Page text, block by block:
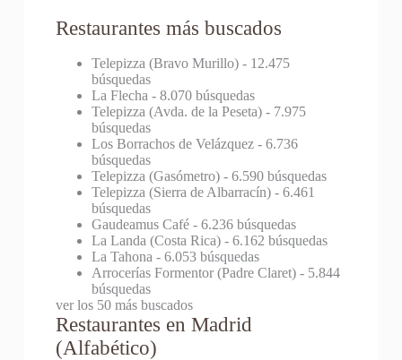
Restaurantes más buscados
Telepizza (Bravo Murillo)- 12.475
búsquedas
La Flecha - 8.070 búsquedas
Telepizza (Avda. de la Peseta)- 7.975
búsquedas
Los Borrachos de Velázquez- 6.736
búsquedas
Telepizza (Gasómetro)- 6.590 búsquedas
Telepizza (Sierra de Albarracín)- 6.461
búsquedas
Gaudeamus Café- 6.236 búsquedas
La Landa (Costa Rica)- 6.162 búsquedas
La Tahona - 6.053 búsquedas
Arrocerías Formentor (Padre Claret)- 5.844
búsquedas
ver los 50 más buscados
Restaurantes en Madrid
(Alfabético)